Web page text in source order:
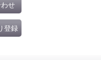
せ
登録